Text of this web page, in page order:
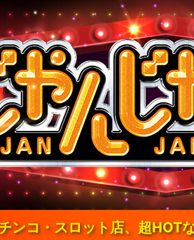
ンコ・スロット店、超HOT